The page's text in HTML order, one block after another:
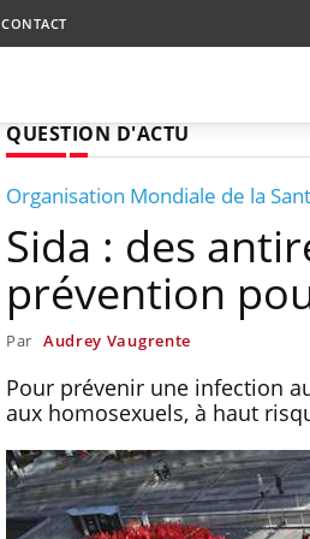
CONTACT
QUESTION D'ACTU
Organisation Mondiale de la
Sida : des
prévention
Par Audrey Vaugrente
Pour prévenir une infection
aux homosexuels, à haut